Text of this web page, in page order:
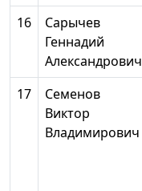
16
Сарычев
Геннадий
Александрович
17
Семенов
Виктор
Владимирович